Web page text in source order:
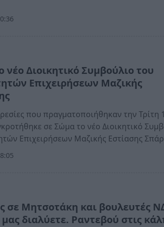
νέο Διοικητικό Συμβούλιο του
Επιχειρήσεων Μαζικής
που πραγματοποιήθηκαν την Τρίτη
σε Σώμα το νέο Διοικητικό
Επιχειρήσεων Μαζικής Εστίασης
σε Μητσοτάκη και βουλευτές
διαλύετε. Ραντεβού στις